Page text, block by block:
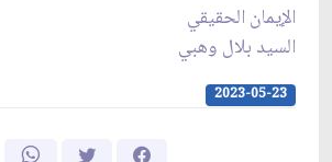
الإيمان الحقيقي
السيد بلال وهبي
2023-05-23